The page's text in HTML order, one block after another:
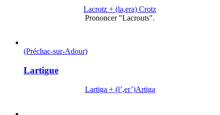
Lacrotz + (la,era) Crotz
Prononcer "Lacrouts".
(Préchac-sur-Adour)
Lartigue
Lartiga + (l’,er’)Artiga